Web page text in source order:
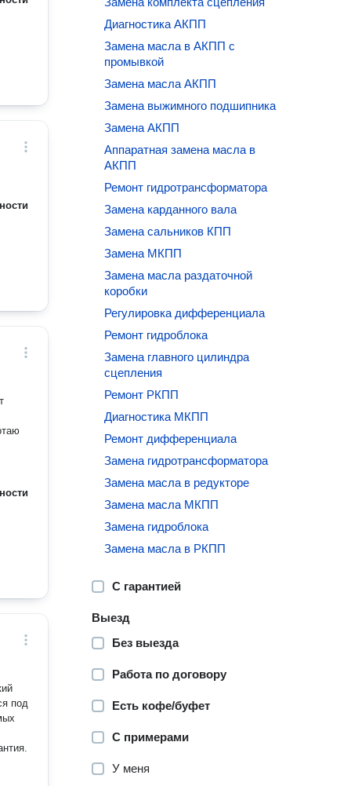
под
Диагностика АКПП
Замена масла в АКПП с
промывкой
Замена масла АКПП
Замена выжимного подшипника
Замена АКПП
Аппаратная замена масла в
АКПП
Ремонт гидротрансформатора
Замена карданного вала
Замена сальников КПП
Замена МКПП
Замена масла раздаточной
коробки
Регулировка дифференциала
Ремонт гидроблока
Замена главного цилиндра
сцепления
Ремонт РКПП
Диагностика МКПП
Ремонт дифференциала
Замена гидротрансформатора
Замена масла в редукторе
Замена масла МКПП
Замена гидроблока
Замена масла в РКПП
С гарантией
Выезд
Без выезда
Работа по договору
Есть кофе/буфет
С примерами
У меня